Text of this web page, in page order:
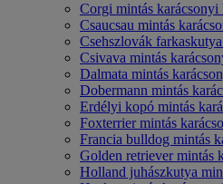
Corgi mintás karácsonyi
Csaucsau mintás
Csehszlovák
Csivava mintás
Dalmata mintás
Dobermann mintás
Erdélyi kopó mintás
Foxterrier mintás
Francia bulldog mintás
Golden retriever mintás
Holland juhászkutya